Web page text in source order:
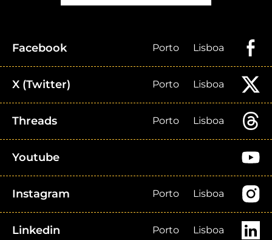
Facebook Porto Lisboa
X (Twitter) Porto Lisboa
Threads Porto Lisboa
Youtube
Instagram Porto Lisboa
Linkedin Porto Lisboa